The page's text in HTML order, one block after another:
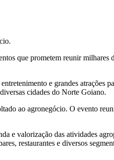
que prometem reunir milhares
e grandes atrações
cidades do Norte Goiano.
ao agronegócio. O evento
e valorização das atividades
restaurantes e diversos